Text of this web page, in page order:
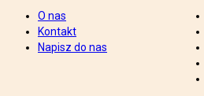
O nas
Kontakt
Napisz do nas